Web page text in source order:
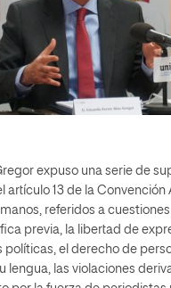
expuso una serie de
artículo 13 de la Convención
referidos a
previa, la libertad de
políticas, el derecho de
lengua, las violaciones